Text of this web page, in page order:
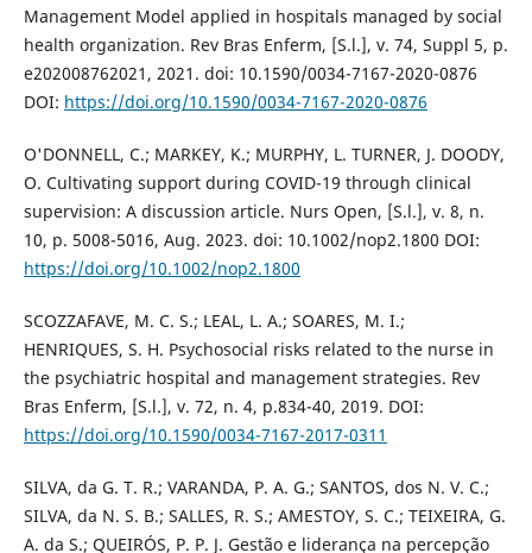
Management Model applied in hospitals managed by social
health organization. Rev Bras Enferm, [S.l.], v. 74, Suppl 5, p.
e202008762021, 2021. doi: 10.1590/0034-7167-2020-0876
DOI: https://doi.org/10.1590/0034-7167-2020-0876
O'DONNELL, C.; MARKEY, K.; MURPHY, L. TURNER, J. DOODY,
O. Cultivating support during COVID-19 through clinical
supervision: A discussion article. Nurs Open, [S.l.], v. 8, n.
10, p. 5008-5016, Aug. 2023. doi: 10.1002/nop2.1800 DOI:
https://doi.org/10.1002/nop2.1800
SCOZZAFAVE, M. C. S.; LEAL, L. A.; SOARES, M. I.;
HENRIQUES, S. H. Psychosocial risks related to the nurse in
the psychiatric hospital and management strategies. Rev
Bras Enferm, [S.l.], v. 72, n. 4, p.834-40, 2019. DOI:
https://doi.org/10.1590/0034-7167-2017-0311
SILVA, da G. T. R.; VARANDA, P. A. G.; SANTOS, dos N. V. C.;
SILVA, da N. S. B.; SALLES, R. S.; AMESTOY, S. C.; TEIXEIRA, G.
A. da S.; QUEIRÓS, P. P. J. Gestão e liderança na percepção